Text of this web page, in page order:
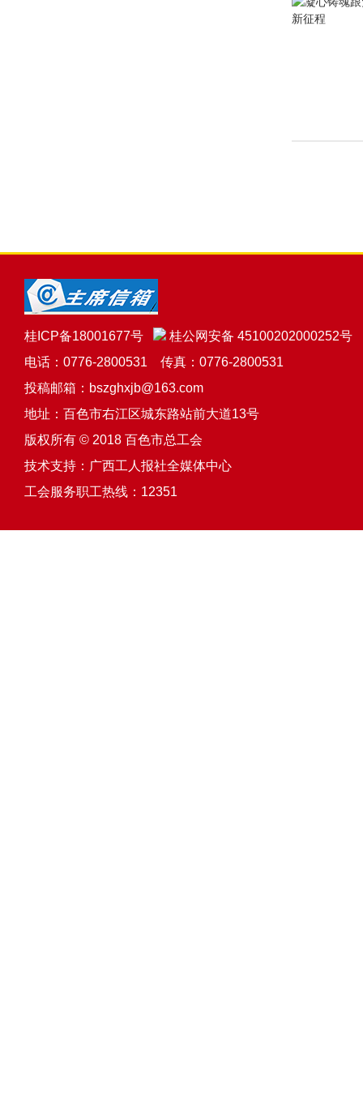
桂ICP备18001677号
桂公网安备 45100202000252号
电话：0776-2800531 传真：0776-2800531
投稿邮箱：bszghxjb@163.com
地址：百色市右江区城东路站前大道13号
版权所有 © 2018 百色市总工会
技术支持： 广西工人报社全媒体中心
工会服务职工热线：12351